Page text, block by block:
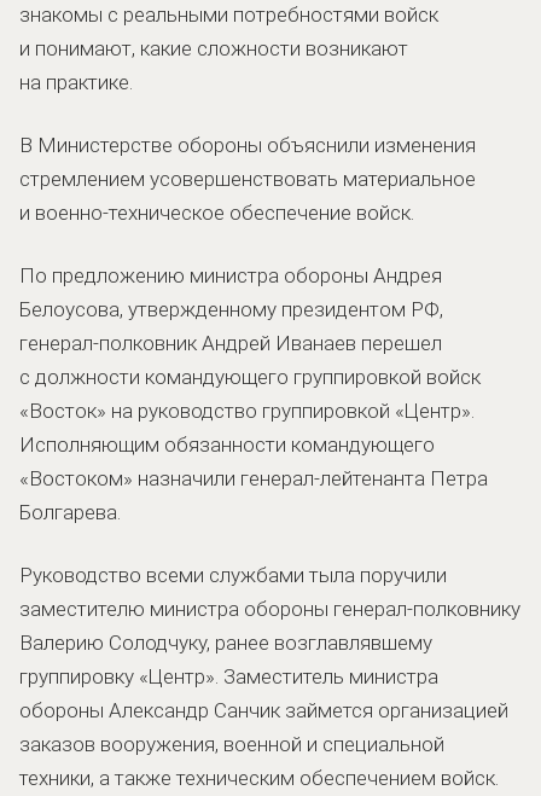
знакомы с реальными потребностями войск
и понимают, какие сложности возникают
на практике.
В Министерстве обороны объяснили изменения
стремлением усовершенствовать материальное
и военно-техническое обеспечение войск.
По предложению министра обороны Андрея
Белоусова, утвержденному президентом РФ,
генерал-полковник Андрей Иванаев перешел
с должности командующего группировкой войск
«Восток» на руководство группировкой «Центр».
Исполняющим обязанности командующего
«Востоком» назначили генерал-лейтенанта Петра
Болгарева.
Руководство всеми службами тыла поручили
заместителю министра обороны генерал-полковнику
Валерию Солодчуку, ранее возглавлявшему
группировку «Центр». Заместитель министра
обороны Александр Санчик займется организацией
заказов вооружения, военной и специальной
техники, а также техническим обеспечением войск.